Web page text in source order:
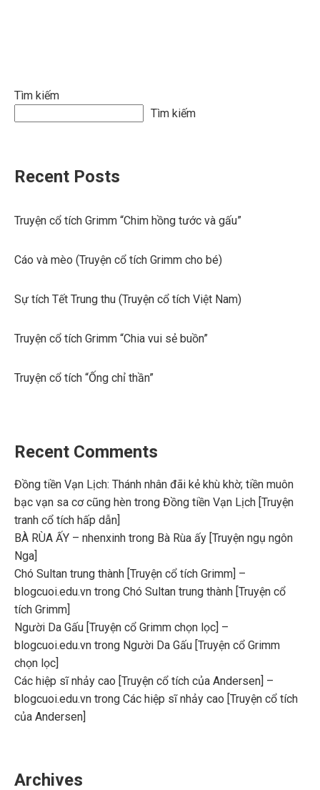
Tìm kiếm
Tìm kiếm
Recent Posts
Truyện cổ tích Grimm “Chim hồng tước và gấu”
Cáo và mèo (Truyện cổ tích Grimm cho bé)
Sự tích Tết Trung thu (Truyện cổ tích Việt Nam)
Truyện cổ tích Grimm “Chia vui sẻ buồn”
Truyện cổ tích “Ống chỉ thần”
Recent Comments
Đồng tiền Vạn Lịch: Thánh nhân đãi kẻ khù khờ; tiền muôn
bạc vạn sa cơ cũng hèn trong Đồng tiền Vạn Lịch [Truyện
tranh cổ tích hấp dẫn]
BÀ RÙA ẤY – nhenxinh trong Bà Rùa ấy [Truyện ngụ ngôn
Nga]
Chó Sultan trung thành [Truyện cổ tích Grimm] –
blogcuoi.edu.vn trong Chó Sultan trung thành [Truyện cổ
tích Grimm]
Người Da Gấu [Truyện cổ Grimm chọn lọc] –
blogcuoi.edu.vn trong Người Da Gấu [Truyện cổ Grimm
chọn lọc]
Các hiệp sĩ nhảy cao [Truyện cổ tích của Andersen] –
blogcuoi.edu.vn trong Các hiệp sĩ nhảy cao [Truyện cổ tích
của Andersen]
Archives